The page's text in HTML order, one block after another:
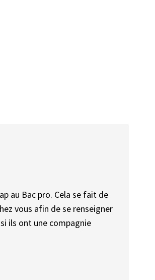
au Bac pro. Cela se fait de
vous afin de se renseigner
ils ont une compagnie